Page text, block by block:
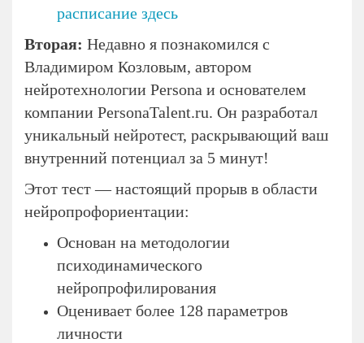
расписание здесь
Вторая: Недавно я познакомился с
Владимиром Козловым, автором
нейротехнологии Persona и основателем
компании PersonaTalent.ru. Он разработал
уникальный нейротест, раскрывающий ваш
внутренний потенциал за 5 минут!
Этот тест — настоящий прорыв в области
нейропрофориентации:
Основан на методологии
психодинамического
нейропрофилирования
Оценивает более 128 параметров
личности